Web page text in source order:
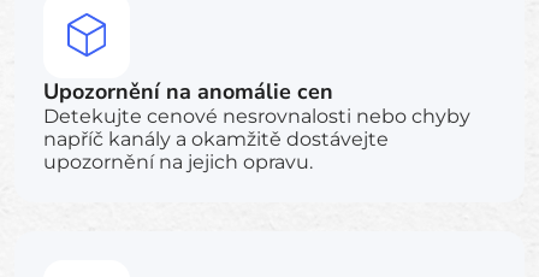
Upozornění na anomálie cen
Detekujte cenové nesrovnalosti nebo chyby
napříč kanály a okamžitě dostávejte
upozornění na jejich opravu.